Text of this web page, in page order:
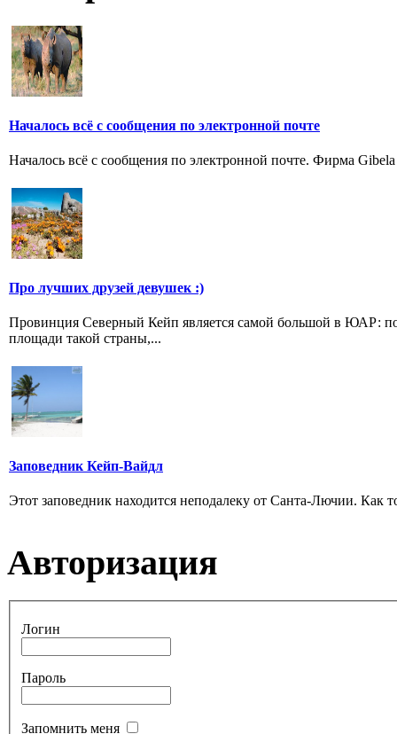
Началось всё с сообщения по электронной почте
Началось всё с сообщения по электронной почте. Фирма
Про лучших друзей девушек :)
Провинция Северный Кейп является самой большой в ЮАР:
площади такой страны,...
Заповедник Кейп-Вайдл
Этот заповедник находится неподалеку от Санта-Лючии. Как
Авторизация
Логин
Пароль
Запомнить меня